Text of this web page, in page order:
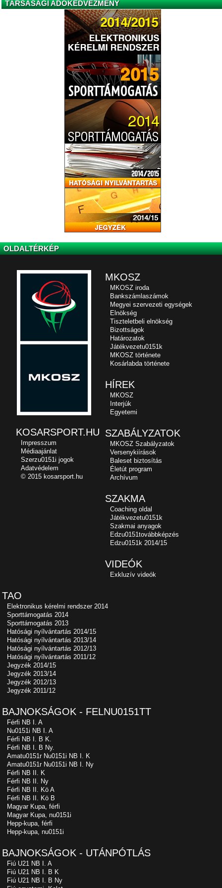
TÁRSASÁGI ADÓKEDVEZMÉNY
OLDALTÉRKÉP
MKOSZ
MKOSZ iroda
Bankszámlaszámok
Megyei szervezeti egységek
Elnökség
Tiszteletbeli elnökség
Bizottságok
Határozatok
Játékvezetu0151k
MKOSZ története
Kosárlabda története
HÍREK
MKOSZ
Interjúk
Egyetemi
SZABÁLYZATOK
MKOSZ Szabályzatok
Versenykiírások
Baleset biztosítás
Életút program
Archívum
SZAKMA
Coaching oldal
Játékvezetu0151k
Szakmai anyagok
Edzu0151továbbképzés
Edzu0151k 2014/15
VIDEÓK
Exkluzív videók
TAO
Elektronikus kérelmi rendszer 2014
Sporttámogatás 2014
Sporttámogatás 2013
Hatósági nyílvántartás 2014/15
Hatósági nyílvántartás 2013/14
Hatósági nyílvántartás 2012/13
Hatósági nyílvántartás 2011/12
Jegyzék 2014/15
Jegyzék 2013/14
Jegyzék 2012/13
Jegyzék 2011/12
BAJNOKSÁGOK - FELNU0151TT
Férfi NB I. A
Nu0151i NB I. A
Férfi NB I. B K.
Férfi NB I. B Ny.
Amatu0151r Nu0151i NB I. K
Amatu0151r Nu0151i NB I. Ny
Férfi NB II. K
Férfi NB II. Ny
Férfi NB II. Kö A
Férfi NB II. Kö B
Magyar Kupa, férfi
Magyar Kupa, nu0151i
Hepp-kupa, férfi
Hepp-kupa, nu0151i
BAJNOKSÁGOK - UTÁNPÓTLÁS
Fiú U21 NB I. A
Fiú U21 NB I. B K
Fiú U21 NB I. B Ny
KOSARSPORT.HU
Impresszum
Médiaajánlat
Szerzu0151i jogok
Adatvédelem
© 2015 kosarsport.hu